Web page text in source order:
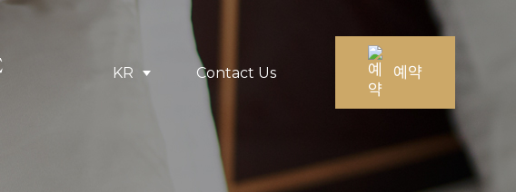
KR Contact Us 예약